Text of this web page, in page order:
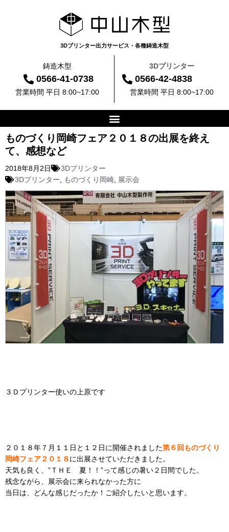
3Dプリンター出力サービス・各種鋳造木型
鋳造木型
0566-41-0738
営業時間 平日 8:00~17:00
3Dプリンター
0566-42-4838
営業時間 平日 8:00~17:00
ものづくり岡崎フェア２０１８の出展を終え
て、感想など
2018年8月2日
3Dプリンター
3Dプリンター
ものづくり岡崎 展示会
３Ｄプリンター使いの上原です
２０１８年７月１１日と１２日に開催されました第６回ものづくり
岡崎フェア２０１８に出展させていただきました。
天気も良く、”ＴＨＥ 夏！！”って感じの暑い２日間でした。
残念ながら、展示会に来られなかった方に
当日は、どんな感じだったか！ご紹介したいと思います。